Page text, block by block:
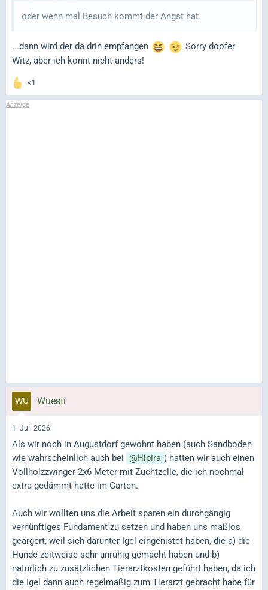
oder wenn mal Besuch kommt der Angst hat.
...dann wird der da drin empfangen
Sorry doofer
Witz, aber ich konnt nicht anders!
1
Wuesti
1. Juli 2026
Als wir noch in Augustdorf gewohnt haben (auch Sandboden
wie wahrscheinlich auch bei
Hipira ) hatten wir auch einen
Vollholzzwinger 2x6 Meter mit Zuchtzelle, die ich nochmal
extra gedämmt hatte im Garten.
Auch wir wollten uns die Arbeit sparen ein durchgängig
vernünftiges Fundament zu setzen und haben uns maßlos
geärgert, weil sich darunter Igel eingenistet haben, die a) die
Hunde zeitweise sehr unruhig gemacht haben und b)
natürlich zu zusätzlichen Tierarztkosten geführt haben, da ich
die Igel dann auch regelmäßig zum Tierarzt gebracht habe für